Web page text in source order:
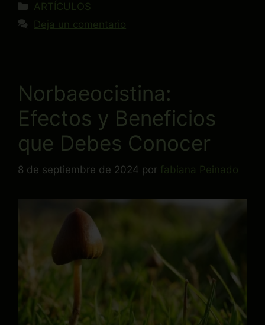
ARTÍCULOS
Deja un comentario
Norbaeocistina:
Efectos y Beneficios
que Debes Conocer
8 de septiembre de 2024 por fabiana Peinado